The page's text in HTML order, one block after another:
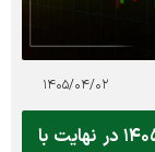
۱۴۰۵/۰۴/۰۲
شاخص کل بورس روز دوشنبه ۱ تیر ماه ۱۴۰۵ در نهایت با